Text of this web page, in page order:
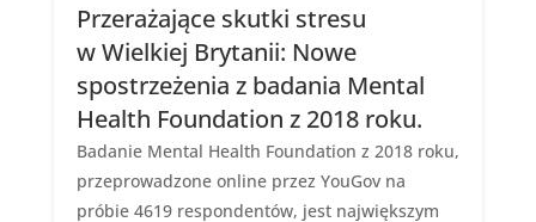
Przerażające skutki stresu
w Wielkiej Brytanii: Nowe
spostrzeżenia z badania Mental
Health Foundation z 2018 roku.
Badanie Mental Health Foundation z 2018 roku,
przeprowadzone online przez YouGov na
próbie 4619 respondentów, jest największym